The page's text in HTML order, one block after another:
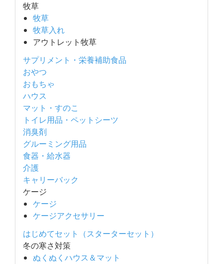
牧草
牧草
牧草入れ
アウトレット牧草
サプリメント・栄養補助食品
おやつ
おもちゃ
ハウス
マット・すのこ
トイレ用品・ペットシーツ
消臭剤
グルーミング用品
食器・給水器
介護
キャリーバック
ケージ
ケージ
ケージアクセサリー
はじめてセット（スターターセット）
冬の寒さ対策
ぬくぬくハウス＆マット